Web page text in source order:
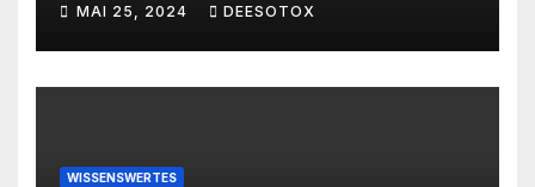
MAI 25, 2024 DEESOTOX
WISSENSWERTES